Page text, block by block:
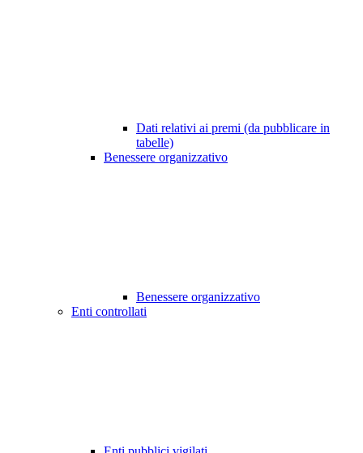
Dati relativi ai premi (da pubblicare in
tabelle)
Benessere organizzativo
Benessere organizzativo
Enti controllati